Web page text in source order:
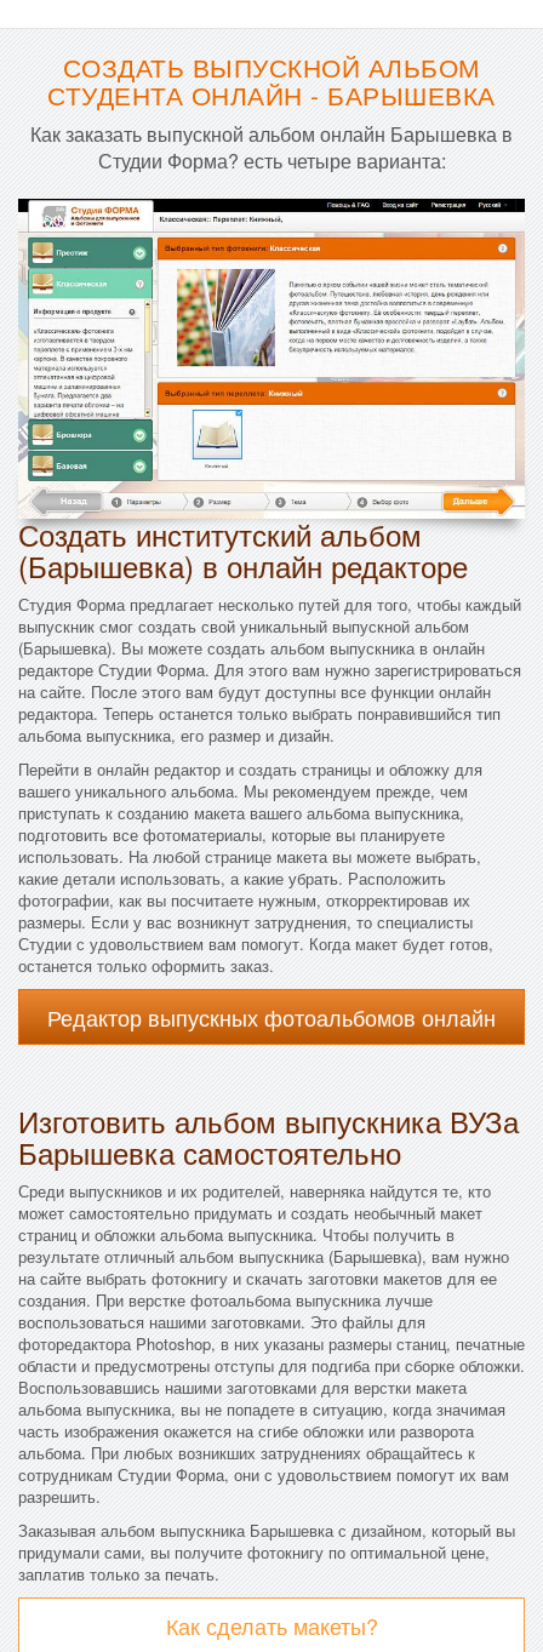
СОЗДАТЬ ВЫПУСКНОЙ АЛЬБОМ
СТУДЕНТА ОНЛАЙН - БАРЫШЕВКА
Как заказать выпускной альбом онлайн Барышевка в
Студии Форма? есть четыре варианта:
Создать институтский альбом
(Барышевка) в онлайн редакторе
Студия Форма предлагает несколько путей для того, чтобы каждый
выпускник смог создать свой уникальный выпускной альбом
(Барышевка). Вы можете создать альбом выпускника в онлайн
редакторе Студии Форма. Для этого вам нужно зарегистрироваться
на сайте. После этого вам будут доступны все функции онлайн
редактора. Теперь останется только выбрать понравившийся тип
альбома выпускника, его размер и дизайн.
Перейти в онлайн редактор и создать страницы и обложку для
вашего уникального альбома. Мы рекомендуем прежде, чем
приступать к созданию макета вашего альбома выпускника,
подготовить все фотоматериалы, которые вы планируете
использовать. На любой странице макета вы можете выбрать,
какие детали использовать, а какие убрать. Расположить
фотографии, как вы посчитаете нужным, откорректировав их
размеры. Если у вас возникнут затруднения, то специалисты
Студии с удовольствием вам помогут. Когда макет будет готов,
останется только оформить заказ.
Редактор выпускных фотоальбомов онлайн
Изготовить альбом выпускника ВУЗа
Барышевка самостоятельно
Среди выпускников и их родителей, наверняка найдутся те, кто
может самостоятельно придумать и создать необычный макет
страниц и обложки альбома выпускника. Чтобы получить в
результате отличный альбом выпускника (Барышевка), вам нужно
на сайте выбрать фотокнигу и скачать заготовки макетов для ее
создания. При верстке фотоальбома выпускника лучше
воспользоваться нашими заготовками. Это файлы для
фоторедактора Photoshop, в них указаны размеры станиц, печатные
области и предусмотрены отступы для подгиба при сборке обложки.
Воспользовавшись нашими заготовками для верстки макета
альбома выпускника, вы не попадете в ситуацию, когда значимая
часть изображения окажется на сгибе обложки или разворота
альбома. При любых возникших затруднениях обращайтесь к
сотрудникам Студии Форма, они с удовольствием помогут их вам
разрешить.
Заказывая альбом выпускника Барышевка с дизайном, который вы
придумали сами, вы получите фотокнигу по оптимальной цене,
заплатив только за печать.
Как сделать макеты?